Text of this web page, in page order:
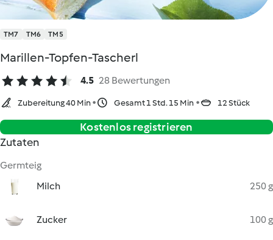
TM7 TM6 TM5
Marillen-Topfen-Tascherl
4.5 28 Bewertungen
Zubereitung 40 Min Gesamt 1 Std. 15 Min 12 Stück
Kostenlos registrieren
Zutaten
Germteig
Milch
250 g
Zucker 100 g